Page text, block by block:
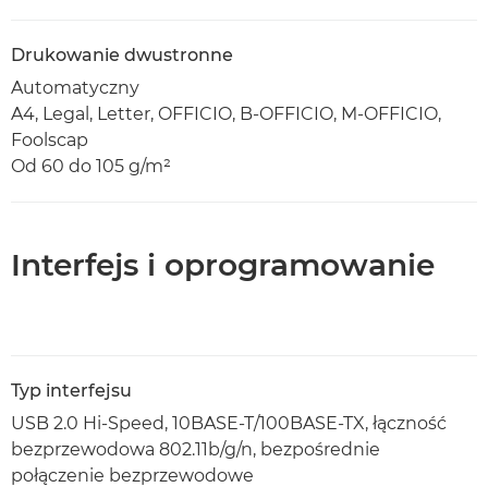
Drukowanie dwustronne
Automatyczny
A4, Legal, Letter, OFFICIO, B-OFFICIO, M-OFFICIO,
Foolscap
Od 60 do 105 g/m²
Interfejs i oprogramowanie
Typ interfejsu
USB 2.0 Hi-Speed, 10BASE-T/100BASE-TX, łączność
bezprzewodowa 802.11b/g/n, bezpośrednie
połączenie bezprzewodowe